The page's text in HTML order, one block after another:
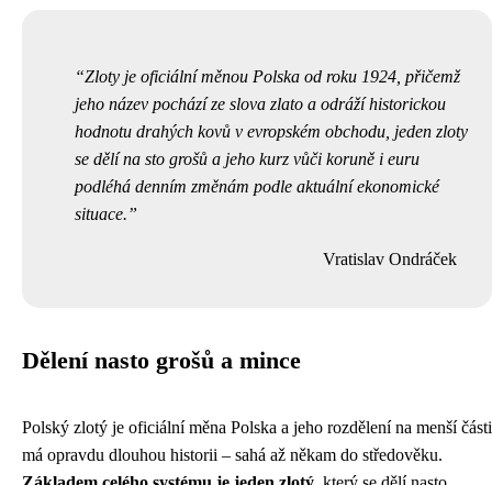
Zloty je oficiální měnou Polska od roku 1924, přičemž
jeho název pochází ze slova zlato a odráží historickou
hodnotu drahých kovů v evropském obchodu, jeden zloty
se dělí na sto grošů a jeho kurz vůči koruně i euru
podléhá denním změnám podle aktuální ekonomické
situace.
Vratislav Ondráček
Dělení nasto grošů a mince
Polský zlotý je oficiální měna Polska a jeho rozdělení na menší části
má opravdu dlouhou historii – sahá až někam do středověku.